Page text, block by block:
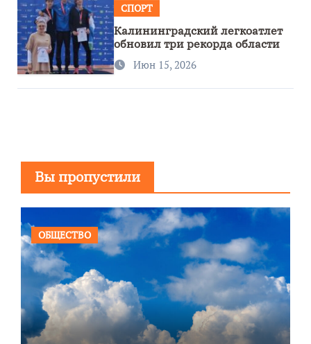
СПОРТ
Калининградский легкоатлет
обновил три рекорда области
Июн 15, 2026
Вы пропустили
ОБЩЕСТВО